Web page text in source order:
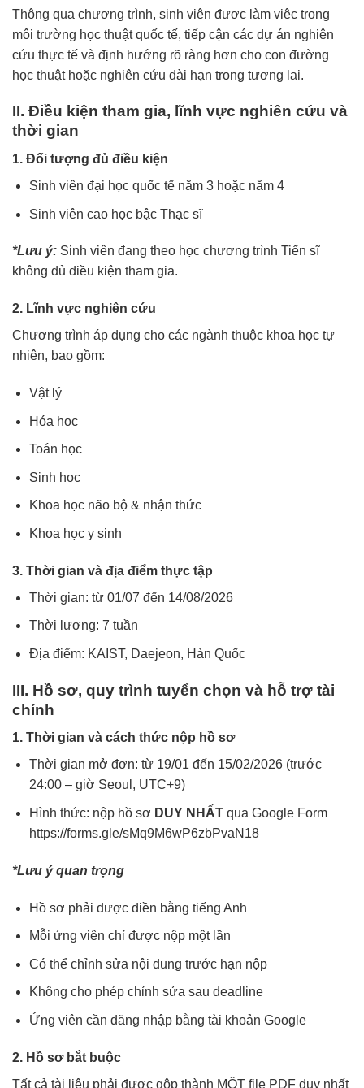
Thông qua chương trình, sinh viên được làm việc trong
môi trường học thuật quốc tế, tiếp cận các dự án nghiên
cứu thực tế và định hướng rõ ràng hơn cho con đường
học thuật hoặc nghiên cứu dài hạn trong tương lai.
II. Điều kiện tham gia, lĩnh vực nghiên cứu và
thời gian
1. Đối tượng đủ điều kiện
Sinh viên đại học quốc tế năm 3 hoặc năm 4
Sinh viên cao học bậc Thạc sĩ
*Lưu ý: Sinh viên đang theo học chương trình Tiến sĩ
không đủ điều kiện tham gia.
2. Lĩnh vực nghiên cứu
Chương trình áp dụng cho các ngành thuộc khoa học tự
nhiên, bao gồm:
Vật lý
Hóa học
Toán học
Sinh học
Khoa học não bộ & nhận thức
Khoa học y sinh
3. Thời gian và địa điểm thực tập
Thời gian: từ 01/07 đến 14/08/2026
Thời lượng: 7 tuần
Địa điểm: KAIST, Daejeon, Hàn Quốc
III. Hồ sơ, quy trình tuyển chọn và hỗ trợ tài
chính
1. Thời gian và cách thức nộp hồ sơ
Thời gian mở đơn: từ 19/01 đến 15/02/2026 (trước
24:00 – giờ Seoul, UTC+9)
Hình thức: nộp hồ sơ DUY NHẤTqua Google Form
https://forms.gle/sMq9M6wP6zbPvaN18
*Lưu ý quan trọng
Hồ sơ phải được điền bằng tiếng Anh
Mỗi ứng viên chỉ được nộp một lần
Có thể chỉnh sửa nội dung trước hạn nộp
Không cho phép chỉnh sửa sau deadline
Ứng viên cần đăng nhập bằng tài khoản Google
2. Hồ sơ bắt buộc
Tất cả tài liệu phải được gộp thành MỘT file PDF duy nhất